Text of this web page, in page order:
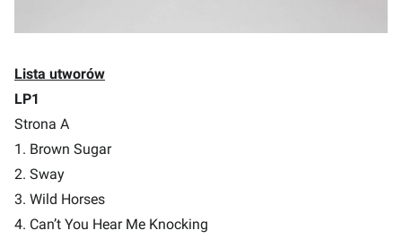
Lista utworów
LP1
Strona A
1. Brown Sugar
2. Sway
3. Wild Horses
4. Can’t You Hear Me Knocking